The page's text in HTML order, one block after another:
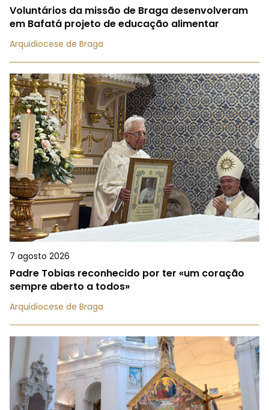
Voluntários da missão de Braga desenvolveram
em Bafatá projeto de educação alimentar
Arquidiocese de Braga
7 agosto 2026
Padre Tobias reconhecido por ter «um coração
sempre aberto a todos»
Arquidiocese de Braga